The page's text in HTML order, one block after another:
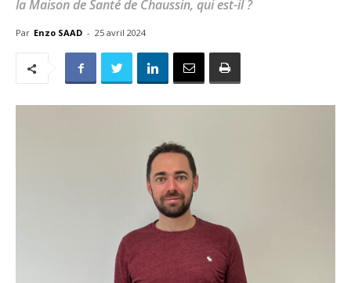
la Maison de Santé de Chaussin, qui est-il ?
Par Enzo SAAD - 25 avril 2024